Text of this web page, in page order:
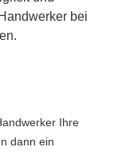
bei
Ihre
dann ein